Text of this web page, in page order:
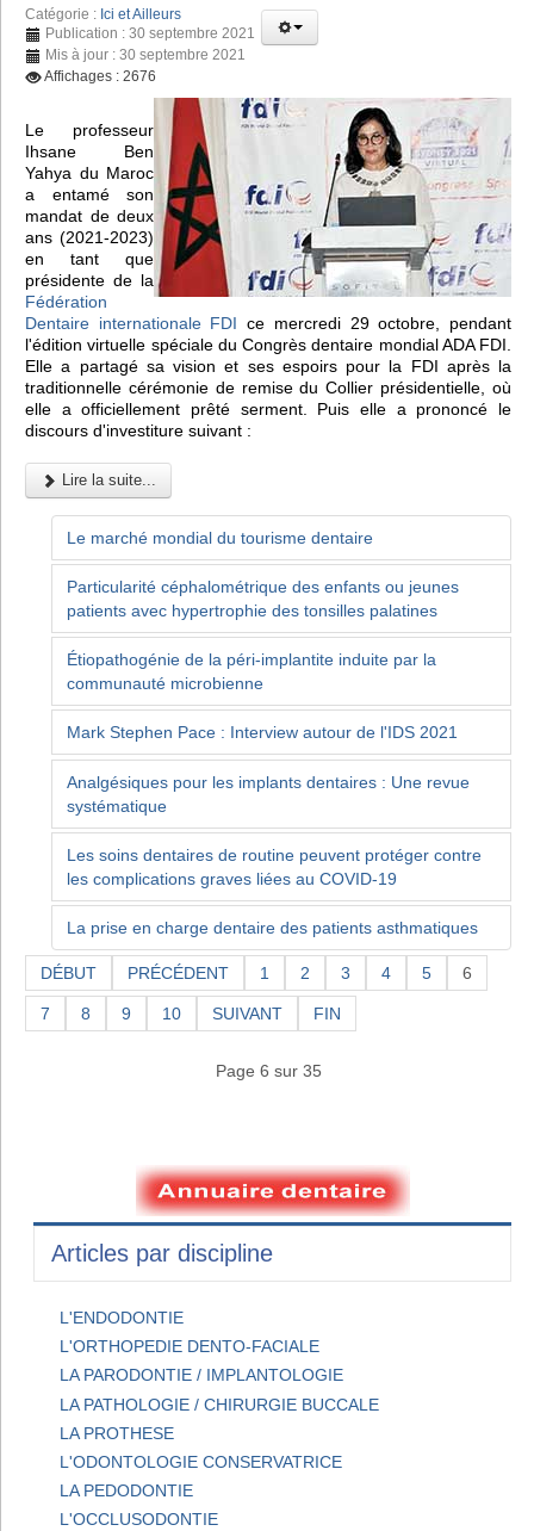
Catégorie : Ici et Ailleurs
Publication : 30 septembre 2021
Mis à jour : 30 septembre 2021
Affichages : 2676
Le professeur
Ihsane Ben
Yahya du Maroc
a entamé son
mandat de deux
ans (2021-2023)
en tant que
présidente de la
Fédération
Dentaire internationale FDI ce mercredi 29 octobre, pendant
l'édition virtuelle spéciale du Congrès dentaire mondial ADA FDI.
Elle a partagé sa vision et ses espoirs pour la FDI après la
traditionnelle cérémonie de remise du Collier présidentielle, où
elle a officiellement prêté serment. Puis elle a prononcé le
discours d'investiture suivant :
Lire la suite...
Le marché mondial du tourisme dentaire
Particularité céphalométrique des enfants ou jeunes
patients avec hypertrophie des tonsilles palatines
Étiopathogénie de la péri-implantite induite par la
communauté microbienne
Mark Stephen Pace : Interview autour de l'IDS 2021
Analgésiques pour les implants dentaires : Une revue
systématique
Les soins dentaires de routine peuvent protéger contre
les complications graves liées au COVID-19
La prise en charge dentaire des patients asthmatiques
DÉBUT PRÉCÉDENT 1 2 3 4 5 6
7 8 9 10 SUIVANT FIN
Page 6 sur 35
Articles par discipline
L'ENDODONTIE
L'ORTHOPEDIE DENTO-FACIALE
LA PARODONTIE / IMPLANTOLOGIE
LA PATHOLOGIE / CHIRURGIE BUCCALE
LA PROTHESE
L'ODONTOLOGIE CONSERVATRICE
LA PEDODONTIE
L'OCCLUSODONTIE